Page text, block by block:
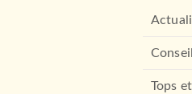
Tops